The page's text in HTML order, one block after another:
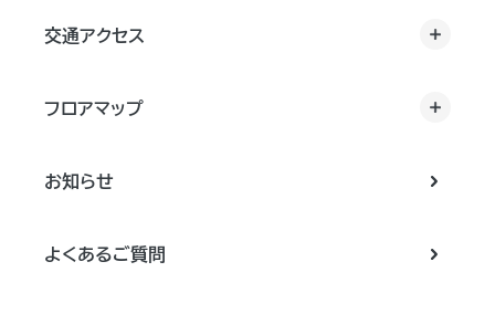
交通アクセス
フロアマップ
お知らせ
よくあるご質問